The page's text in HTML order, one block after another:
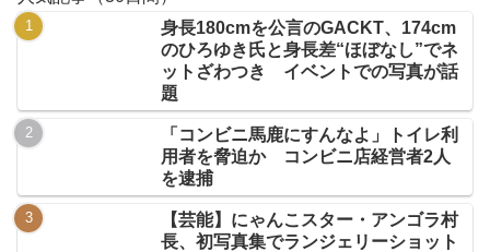
身長180cmを公言のGACKT、174cm
のひろゆき氏と身長差“ほぼなし”でネ
ットざわつき イベントでの写真が話
題
「コンビニ馬鹿にすんなよ」トイレ利
用者を脅迫か コンビニ店経営者2人
を逮捕
【芸能】にゃんこスター・アンゴラ村
長、初写真集でランジェリーショット